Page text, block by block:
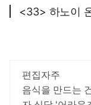
<33> 하노이
편집자주
음식을 만드는